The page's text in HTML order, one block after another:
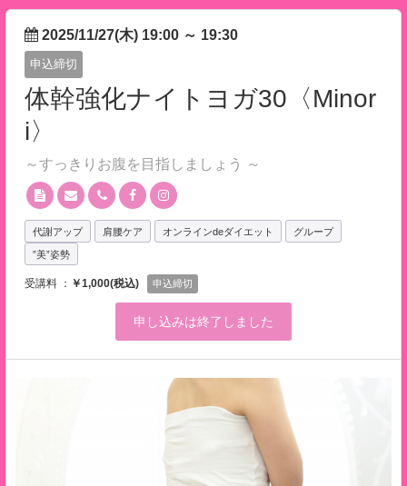
2025/11/27(木) 19:00 ～ 19:30
申込締切
体幹強化ナイトヨガ30〈Minor
i〉
～すっきりお腹を目指しましょう ～
代謝アップ 肩腰ケア オンラインdeダイエット グループ
”美”姿勢
受講料 ： ￥1,000(税込) 申込締切
申し込みは終了しました